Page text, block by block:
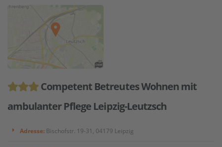
Competent Betreutes Wohnen mit
ambulanter Pflege Leipzig-Leutzsch
Adresse: Bischofstr. 19-31, 04179 Leipzig